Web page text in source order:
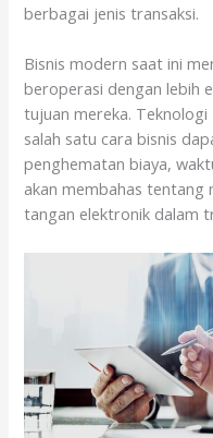
berbagai jenis transaksi.
Bisnis modern saat ini
beroperasi dengan lebih
tujuan mereka.
salah satu cara bisnis
penghematan biaya,
akan membahas tentang
tangan elektronik dalam